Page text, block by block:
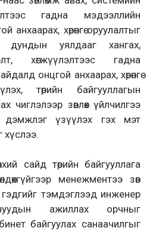
гадна мэдээллийн
хөрөнгө оруулалтыг
дундын уялдааг хангах,
хөгжүүлэлтээс гадна
онцгой анхаарах, хөрөнгө
төрийн байгууллагын
чиглэлээр зөвлөх үйлчилгээ
дэмжлэг үзүүлэх гэх мэт
хүслээ.
сайд төрийн байгууллага
менежментээ зөв
тэмдэглээд инженер
ажиллах орчныг
байгуулах санаачилгыг